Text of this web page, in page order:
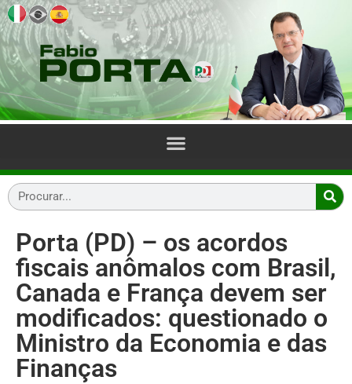
Porta (PD) – os acordos
fiscais anômalos com Brasil,
Canada e França devem ser
modificados: questionado o
Ministro da Economia e das
Finanças